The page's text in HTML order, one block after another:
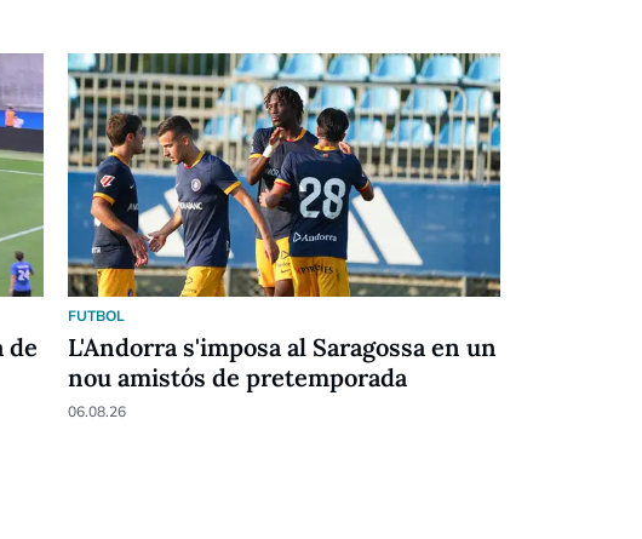
de
FUTBOL
L'Andorra s'imposa al Saragossa en un
nou amistós de pretemporada
06.08.26